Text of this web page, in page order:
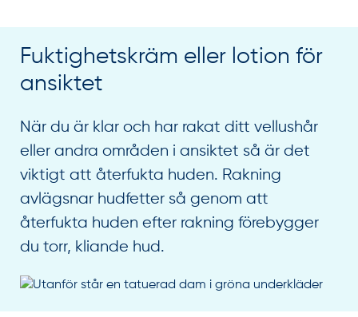
Fuktighetskräm eller lotion för
ansiktet
När du är klar och har rakat ditt vellushår
eller andra områden i ansiktet så är det
viktigt att återfukta huden. Rakning
avlägsnar hudfetter så genom att
återfukta huden efter rakning förebygger
du torr, kliande hud.